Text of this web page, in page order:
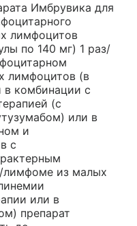
Имбрувика для
лимфоцитов
по 140 мг) 1 раз/
лимфоцитов (в
в комбинации с
(с
или в
и
с
из малых
или в
препарат